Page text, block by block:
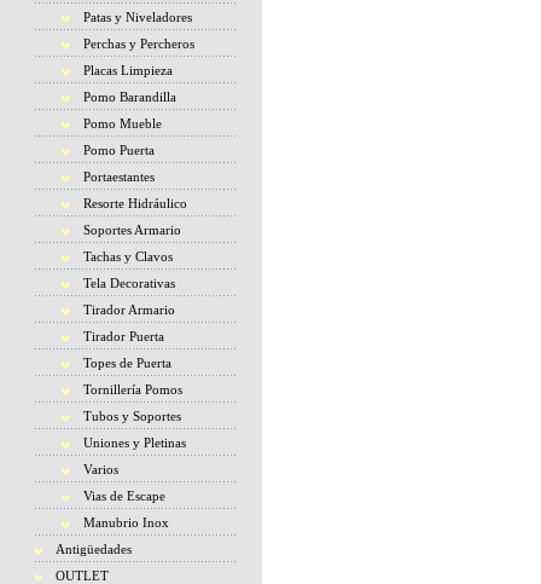
Patas y Niveladores
Perchas y Percheros
Placas Limpieza
Pomo Barandilla
Pomo Mueble
Pomo Puerta
Portaestantes
Resorte Hidráulico
Soportes Armario
Tachas y Clavos
Tela Decorativas
Tirador Armario
Tirador Puerta
Topes de Puerta
Tornillería Pomos
Tubos y Soportes
Uniones y Pletinas
Varios
Vias de Escape
Manubrio Inox
Antigüedades
OUTLET